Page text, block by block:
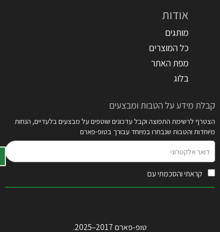
אודות
מותגים
כל המוצרים
מפת האתר
בלוג
קבלת מידע על הטבות ומבצעים
הצטרף לרשימת התפוצה וקבל עדכונים שוטפים על מבצעים בלעדיים, הנחות
מיוחדות והטבות שנבחרו במיוחד עבורך בטופ-פארם
אלקטרוני
קראתי והסכמתי עם
טופ-פארם 2017–2025.